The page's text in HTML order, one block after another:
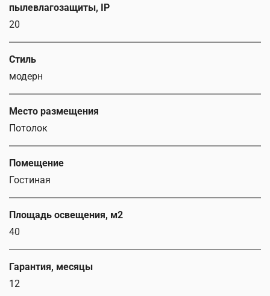
пылевлагозащиты, IP
20
Стиль
модерн
Место размещения
Потолок
Помещение
Гостиная
Площадь освещения, м2
40
Гарантия, месяцы
12